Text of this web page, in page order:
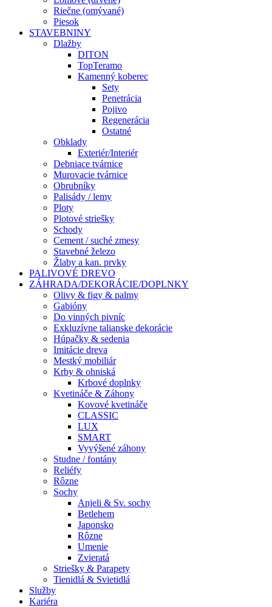
Riečne (omývané)
Piesok
STAVEBNINY
Dlažby
DITON
TopTeramo
Kamenný koberec
Sety
Penetrácia
Pojivo
Regenerácia
Ostatné
Obklady
Exteriér/Interiér
Debniace tvárnice
Murovacie tvárnice
Obrubníky
Palisády / lemy
Ploty
Plotové striešky
Schody
Cement / suché zmesy
Stavebné železo
Žlaby a kan. prvky
PALIVOVÉ DREVO
ZÁHRADA/DEKORÁCIE/DOPLNKY
Olivy & figy & palmy
Gabióny
Do vinných pivníc
Exkluzívne talianske dekorácie
Húpačky & sedenia
Imitácie dreva
Mestký mobiliár
Krby & ohniská
Krbové doplnky
Kvetináče & Záhony
Kovové kvetináče
CLASSIC
LUX
SMART
Vyvýšené záhony
Studne / fontány
Reliéfy
Rôzne
Sochy
Anjeli & Sv. sochy
Betlehem
Japonsko
Rôzne
Umenie
Zvieratá
Striešky & Parapety
Tienidlá & Svietidlá
Služby
Kariéra